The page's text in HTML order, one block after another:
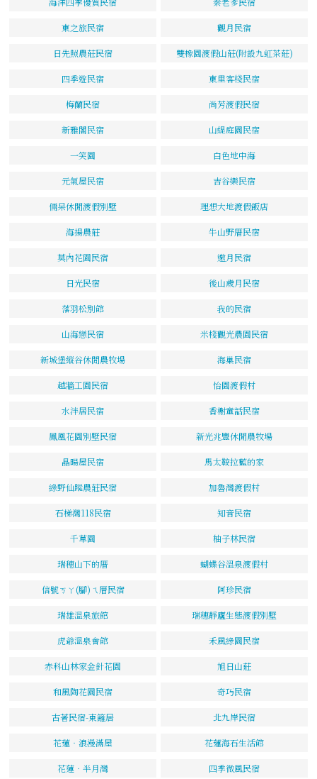
東之旅民宿 觀月民宿
日先照農莊民宿 雙橡園渡假山莊(附設九虹茶莊)
四季遊民宿 東里客棧民宿
梅蘭民宿 尚芳渡假民宿
新雅閣民宿 山緹庭園民宿
一笑園 白色地中海
元氣屋民宿 吉谷樂民宿
倆呆休閒渡假別墅 理想大地渡假飯店
海揚農莊 牛山野厝民宿
莫內花園民宿 邀月民宿
日光民宿 後山歲月民宿
落羽松別館 我的民宿
山海戀民宿 米棧觀光農園民宿
新城堡縱谷休閒農牧場 海巢民宿
越牆工園民宿 怡園渡假村
水泮居民宿 香榭童話民宿
鳳凰花園別墅民宿 新光兆豐休閒農牧場
晶暘屋民宿 馬太鞍拉藍的家
綠野仙蹤農莊民宿 加魯灣渡假村
石梯灣118民宿 知音民宿
千草園 柚子林民宿
瑞穗山下的厝 蝴蝶谷溫泉渡假村
信號ㄎㄚ(腳)ㄟ厝民宿 阿珍民宿
瑞雄溫泉旅館 瑞穗靜廬生態渡假別墅
虎爺溫泉會館 禾風綠園民宿
赤科山林家金針花園 旭日山莊
和風陶花園民宿 奇巧民宿
古著民宿-東籬居 北九岸民宿
花蓮‧浪漫滿屋 花蓮海石生活館
花蓮‧半月灣 四季微風民宿